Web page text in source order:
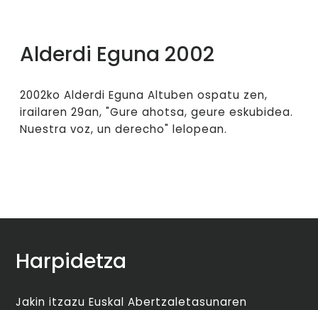
Alderdi Eguna 2002
2002ko Alderdi Eguna Altuben ospatu zen,
irailaren 29an, "Gure ahotsa, geure eskubidea.
Nuestra voz, un derecho" lelopean.
Harpidetza
Jakin itzazu Euskal Abertzaletasunaren